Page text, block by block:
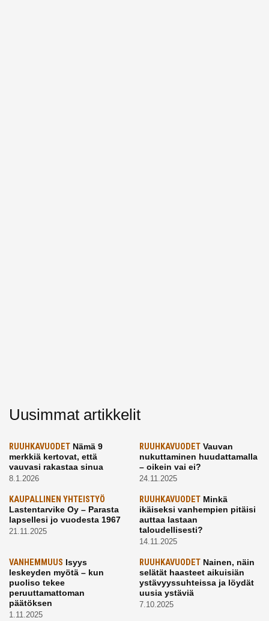
Uusimmat artikkelit
RUUHKAVUODET Nämä 9
merkkiä kertovat, että
vauvasi rakastaa sinua
8.1.2026
RUUHKAVUODETVauvan
nukuttaminen huudattamalla
– oikein vai ei?
24.11.2025
KAUPALLINEN YHTEISTYÖ
Lastentarvike Oy – Parasta
lapsellesi jo vuodesta 1967
21.11.2025
RUUHKAVUODETMinkä
ikäiseksi vanhempien pitäisi
auttaa lastaan
taloudellisesti?
14.11.2025
VANHEMMUUS Isyys
leskeyden myötä – kun
puoliso tekee
peruuttamattoman
päätöksen
1.11.2025
RUUHKAVUODETNainen, näin
selätät haasteet aikuisiän
ystävyyssuhteissa ja löydät
uusia ystäviä
7.10.2025